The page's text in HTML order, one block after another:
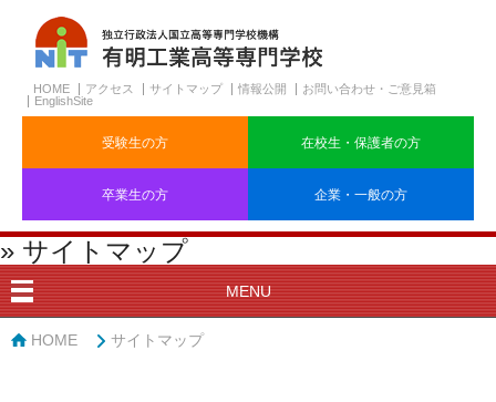
HOME アクセス サイトマップ 情報公開
お問い合わせ・ご意見箱
EnglishSite
受験生の方 在校生・保護者の方
卒業生の方 企業・一般の方
» サイトマップ
MENU
HOME サイトマップ